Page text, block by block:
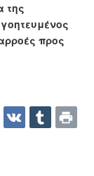
της
προς